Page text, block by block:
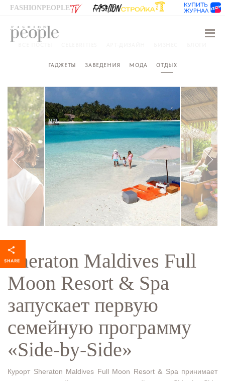
FASHIONPEOPLE
ГАДЖЕТЫ ЗАВЕДЕНИЯ МОДА ОТДЫХ
Sheraton Maldives Full
Moon Resort & Spa
запускает первую
семейную программу
«Side-by-Side»
Курорт Sheraton Maldives Full Moon Resort & Spa принимает